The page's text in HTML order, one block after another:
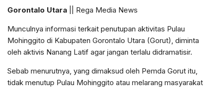
Gorontalo Utara || Rega Media News
Munculnya informasi terkait penutupan aktivitas Pulau
Mohinggito di Kabupaten Gorontalo Utara (Gorut), diminta
oleh aktivis Nanang Latif agar jangan terlalu didramatisir.
Sebab menurutnya, yang dimaksud oleh Pemda Gorut itu,
tidak menutup Pulau Mohinggito atau melarang masyarakat